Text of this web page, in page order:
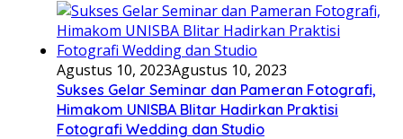
Agustus 10, 2023Agustus 10, 2023
Sukses Gelar Seminar dan Pameran Fotografi,
Himakom UNISBA Blitar Hadirkan Praktisi
Fotografi Wedding dan Studio